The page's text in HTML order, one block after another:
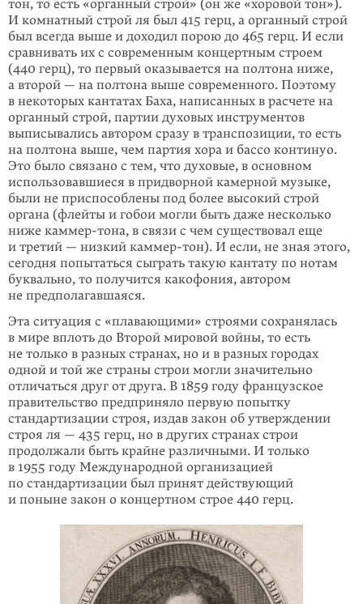
тон, то есть «органный строй» (он же «хоровой тон»).
И комнатный строй ля был 415 герц, а органный строй
был всегда выше и доходил порою до 465 герц. И если
сравнивать их с современным концертным строем
(440 герц), то первый оказывается на полтона ниже,
а второй — на полтона выше современного. Поэтому
в некоторых кантатах Баха, написанных в расчете на
органный строй, партии духовых инструментов
выписывались автором сразу в транспозиции, то есть
на полтона выше, чем партия хора и бассо континуо.
Это было связано с тем, что духовые, в основном
использовавшиеся в придворной камерной музыке,
были не приспособлены под более высокий строй
органа (флейты и гобои могли быть даже несколько
ниже каммер-тона, в связи с чем существовал еще
и третий — низкий каммер-тон). И если, не зная этого,
сегодня попытаться сыграть такую кантату по нотам
буквально, то получится какофония, автором
не предполагавшаяся.
Эта ситуация с «плавающими» строями сохранялась
в мире вплоть до Второй мировой войны, то есть
не только в разных странах, но и в разных городах
одной и той же страны строи могли значительно
отличаться друг от друга. В 1859 году французское
правительство предприняло первую попытку
стандартизации строя, издав закон об утверждении
строя ля — 435 герц, но в других странах строи
продолжали быть крайне различными. И только
в 1955 году Международной организацией
по стандартизации был принят действующий
и поныне закон о концертном строе 440 герц.